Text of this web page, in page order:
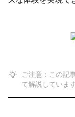
ご注意：この記
て解説しています